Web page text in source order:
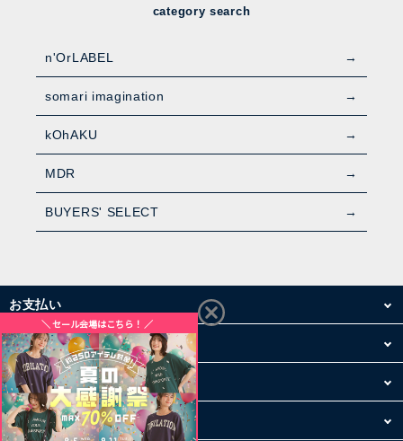
category search
n'OrLABEL
somari imagination
kOhAKU
MDR
BUYERS' SELECT
お支払い
配送・送料
お買い物について
その他